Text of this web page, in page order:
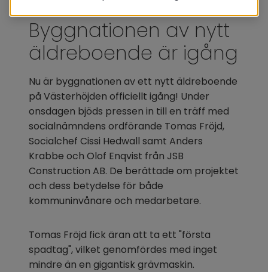
Byggnationen av nytt
äldreboende är igång
Nu är byggnationen av ett nytt äldreboende
på Västerhöjden officiellt igång! Under
onsdagen bjöds pressen in till en träff med
socialnämndens ordförande Tomas Fröjd,
Socialchef Cissi Hedwall samt Anders
Krabbe och Olof Enqvist från JSB
Construction AB. De berättade om projektet
och dess betydelse för både
kommuninvånare och medarbetare.
Tomas Fröjd fick äran att ta ett "första
spadtag", vilket genomfördes med inget
mindre än en gigantisk grävmaskin.